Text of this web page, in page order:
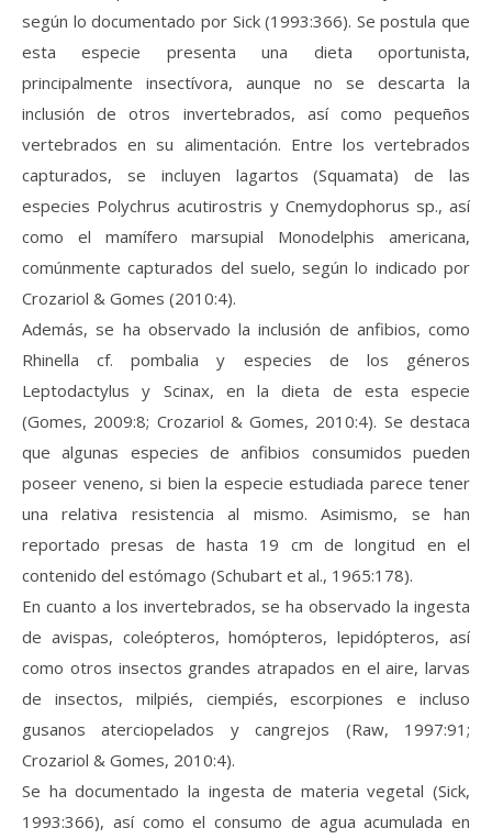
según lo documentado por Sick (1993:366). Se postula que
esta especie presenta una dieta oportunista,
principalmente insectívora, aunque no se descarta la
inclusión de otros invertebrados, así como pequeños
vertebrados en su alimentación. Entre los vertebrados
capturados, se incluyen lagartos (Squamata) de las
especies Polychrus acutirostris y Cnemydophorus sp., así
como el mamífero marsupial Monodelphis americana,
comúnmente capturados del suelo, según lo indicado por
Crozariol & Gomes (2010:4).
Además, se ha observado la inclusión de anfibios, como
Rhinella cf. pombalia y especies de los géneros
Leptodactylus y Scinax, en la dieta de esta especie
(Gomes, 2009:8; Crozariol & Gomes, 2010:4). Se destaca
que algunas especies de anfibios consumidos pueden
poseer veneno, si bien la especie estudiada parece tener
una relativa resistencia al mismo. Asimismo, se han
reportado presas de hasta 19 cm de longitud en el
contenido del estómago (Schubart et al., 1965:178).
En cuanto a los invertebrados, se ha observado la ingesta
de avispas, coleópteros, homópteros, lepidópteros, así
como otros insectos grandes atrapados en el aire, larvas
de insectos, milpiés, ciempiés, escorpiones e incluso
gusanos aterciopelados y cangrejos (Raw, 1997:91;
Crozariol & Gomes, 2010:4).
Se ha documentado la ingesta de materia vegetal (Sick,
1993:366), así como el consumo de agua acumulada en